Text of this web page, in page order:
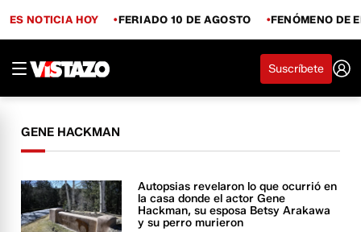
ES NOTICIA HOY FERIADO 10 DE AGOSTO FENÓMENO DE
Suscríbete
GENE HACKMAN
Autopsias revelaron lo que ocurrió en
la casa donde el actor Gene
Hackman, su esposa Betsy Arakawa
y su perro murieron